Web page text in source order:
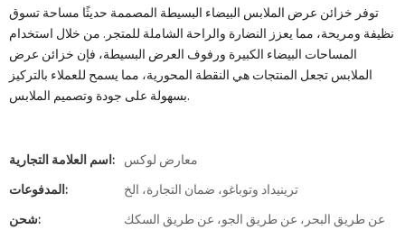
توفر خزائن عرض الملابس البيضاء البسيطة المصممة حديثًا مساحة تسوق
نظيفة ومريحة، مما يعزز النضارة والراحة الشاملة للمتجر. من خلال استخدام
المساحات البيضاء الكبيرة ورفوف العرض البسيطة، فإن خزائن عرض
الملابس تجعل المنتجات هي النقطة المحورية، مما يسمح للعملاء بالتركيز
بسهولة على جودة وتصميم الملابس.
اسم العلامة التجارية: معارض لوكس
المدفوعات: ترينيداد وتوباغو، ضمان التجارة، الخ
شحن:
عن طريق البحر، عن طريق الجو، عن طريق السكك